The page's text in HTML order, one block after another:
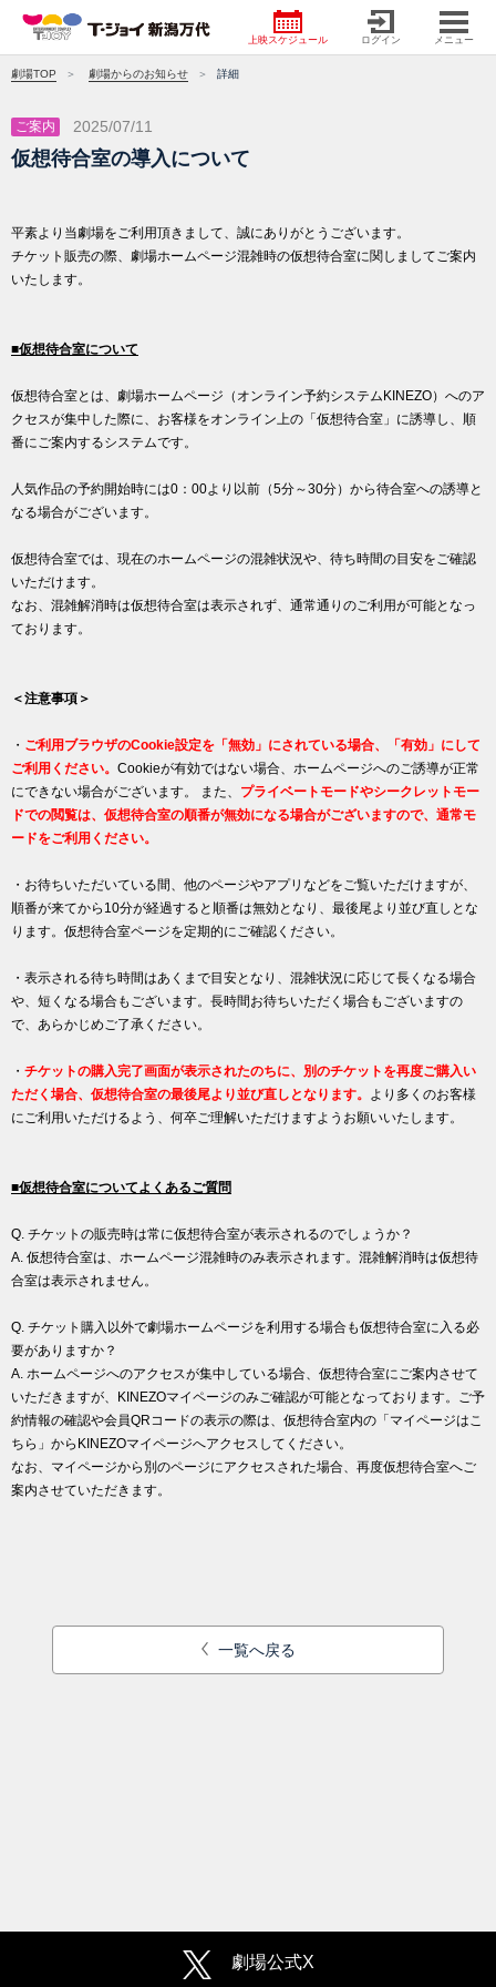
上映スケジュール ログイン メニュー
劇場TOP 劇場からのお知らせ 詳細
ご案内 2025/07/11
仮想待合室の導入について
平素より当劇場をご利用頂きまして、誠にありがとうございます。
チケット販売の際、劇場ホームページ混雑時の仮想待合室に関しましてご案内
いたします。
■仮想待合室について
仮想待合室とは、劇場ホームページ（オンライン予約システムKINEZO）へのア
クセスが集中した際に、お客様をオンライン上の「仮想待合室」に誘導し、順
番にご案内するシステムです。
人気作品の予約開始時には0：00より以前（5分～30分）から待合室への誘導と
なる場合がございます。
仮想待合室では、現在のホームページの混雑状況や、待ち時間の目安をご確認
いただけます。
なお、混雑解消時は仮想待合室は表示されず、通常通りのご利用が可能となっ
ております。
＜注意事項＞
・ ご利用ブラウザのCookie設定を「無効」にされている場合、「有効」にして
ご利用ください。 Cookieが有効ではない場合、ホームページへのご誘導が正常
にできない場合がございます。 また、 プライベートモードやシークレットモー
ドでの閲覧は、仮想待合室の順番が無効になる場合がございますので、通常モ
ードをご利用ください。
・お待ちいただいている間、他のページやアプリなどをご覧いただけますが、
順番が来てから10分が経過すると順番は無効となり、最後尾より並び直しとな
ります。仮想待合室ページを定期的にご確認ください。
・表示される待ち時間はあくまで目安となり、混雑状況に応じて長くなる場合
や、短くなる場合もございます。長時間お待ちいただく場合もございますの
で、あらかじめご了承ください。
・ チケットの購入完了画面が表示されたのちに、別のチケットを再度ご購入い
ただく場合、仮想待合室の最後尾より並び直しとなります。 より多くのお客様
にご利用いただけるよう、何卒ご理解いただけますようお願いいたします。
■仮想待合室についてよくあるご質問
Q. チケットの販売時は常に仮想待合室が表示されるのでしょうか？
A. 仮想待合室は、ホームページ混雑時のみ表示されます。混雑解消時は仮想待
合室は表示されません。
Q. チケット購入以外で劇場ホームページを利用する場合も仮想待合室に入る必
要がありますか？
A. ホームページへのアクセスが集中している場合、仮想待合室にご案内させて
いただきますが、KINEZOマイページのみご確認が可能となっております。ご予
約情報の確認や会員QRコードの表示の際は、仮想待合室内の「マイページはこ
ちら」からKINEZOマイページへアクセスしてください。
なお、マイページから別のページにアクセスされた場合、再度仮想待合室へご
案内させていただきます。
一覧へ戻る
劇場公式X